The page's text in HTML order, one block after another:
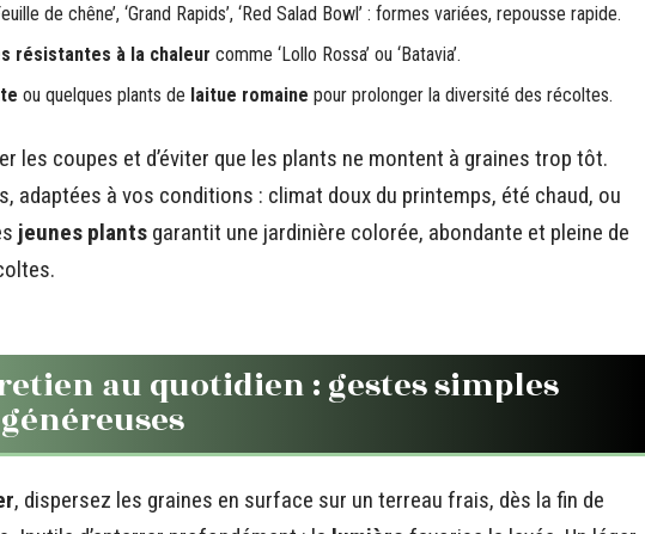
de chêne’, ‘Grand Rapids’, ‘Red Salad Bowl’ : formes variées, repousse rapide.
résistantes à la chaleur comme ‘Lollo Rossa’ ou ‘Batavia’.
ou quelques plants de laitue romaine pour prolonger la diversité des récoltes.
les coupes et d’éviter que les plants ne montent à graines trop tôt.
adaptées à vos conditions : climat doux du printemps, été chaud, ou
jeunes plants garantit une jardinière colorée, abondante et pleine de
au quotidien : gestes simples
, dispersez les graines en surface sur un terreau frais, dès la fin de